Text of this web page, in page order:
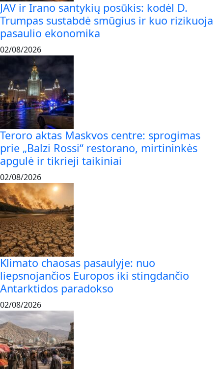
JAV ir Irano santykių posūkis: kodėl D.
Trumpas sustabdė smūgius ir kuo rizikuoja
pasaulio ekonomika
02/08/2026
Teroro aktas Maskvos centre: sprogimas
prie „Balzi Rossi“ restorano, mirtininkės
apgulė ir tikrieji taikiniai
02/08/2026
Klimato chaosas pasaulyje: nuo
liepsnojančios Europos iki stingdančio
Antarktidos paradokso
02/08/2026